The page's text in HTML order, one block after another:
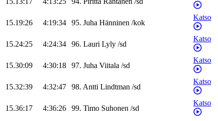
15.19:26 4:19:34 95. Juha Hänninen /kok
Katso
15.24:25 4:24:34 96. Lauri Lyly /sd
Katso
15.30:09 4:30:18 97. Juha Viitala /sd
Katso
15.32:39 4:32:47 98. Antti Lindtman /sd
Katso
15.36:17 4:36:26 99. Timo Suhonen /sd
Katso